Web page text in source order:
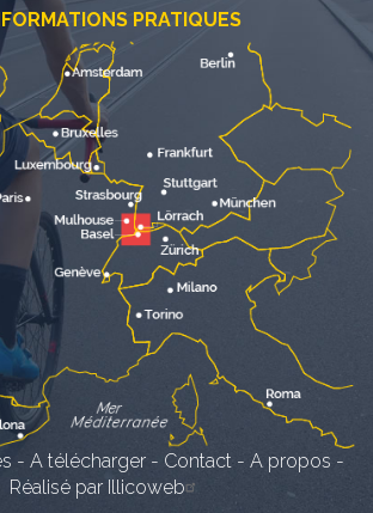
PRATIQUES
- A télécharger - Contact - A propos -
Réalisé par Illicoweb